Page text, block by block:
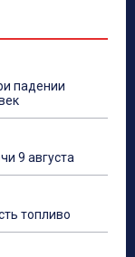
падении
9 августа
топливо